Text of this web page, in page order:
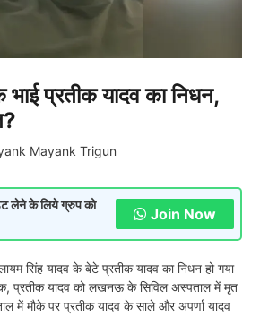
प्रतीक यादव का निधन,
Mayank Trigun
लेने के लिये ग्रुप को
Join Now
सिंह यादव के बेटे प्रतीक यादव का निधन हो गया
प्रतीक यादव को लखनऊ के सिविल अस्पताल में मृत
में मौके पर प्रतीक यादव के साले और अपर्णा यादव